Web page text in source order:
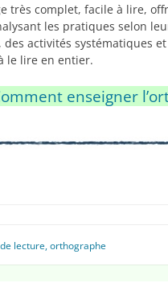
très complet, facile à lire,
les pratiques selon
des activités systématiques
le lire en entier.
enseigner
lecture,orthographe